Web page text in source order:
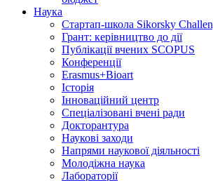
Наука
Стартап-школа Sikorsky
Грант: керівництво до дії
Публікації вчених SCOPUS
Конференції
Erasmus+Bioart
Історія
Інноваційний центр
Спеціалізовані вчені ради
Докторантура
Наукові заходи
Напрями наукової діяльності
Молодіжна наука
Лабораторії